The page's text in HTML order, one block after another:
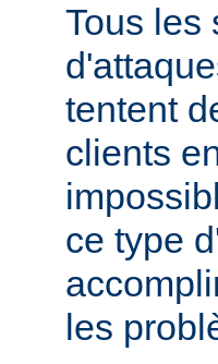
Tous les
tentent
clients
ce type
les